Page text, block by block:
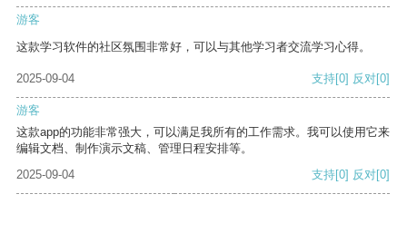
游客
这款学习软件的社区氛围非常好，可以与其他学习者交流学习心得。
2025-09-04 支持[0] 反对[0]
游客
这款app的功能非常强大，可以满足我所有的工作需求。我可以使用它来
编辑文档、制作演示文稿、管理日程安排等。
2025-09-04
支持[0] 反对[0]